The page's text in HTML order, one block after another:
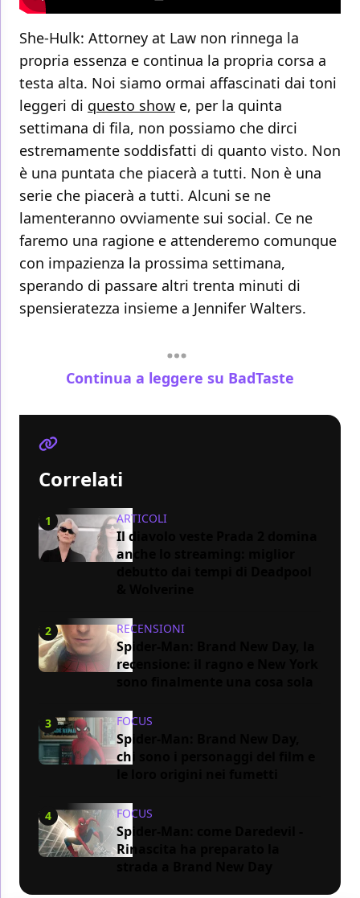
She-Hulk: Attorney at Law non rinnega la
propria essenza e continua la propria corsa a
testa alta. Noi siamo ormai affascinati dai toni
leggeri di questo show e, per la quinta
settimana di fila, non possiamo che dirci
estremamente soddisfatti di quanto visto. Non
è una puntata che piacerà a tutti. Non è una
serie che piacerà a tutti. Alcuni se ne
lamenteranno ovviamente sui social. Ce ne
faremo una ragione e attenderemo comunque
con impazienza la prossima settimana,
sperando di passare altri trenta minuti di
spensieratezza insieme a Jennifer Walters.
Continua a leggere su BadTaste
Correlati
1 ARTICOLI
Il diavolo veste Prada 2 domina
anche lo streaming: miglior
2 RECENSIONI
Spider-Man: Brand New Day, la
recensione: il ragno e New York
3 FOCUS
Spider-Man: Brand New Day,
chi sono i personaggi del film e
4 FOCUS
Spider-Man: come Daredevil -
Rinascita ha preparato la